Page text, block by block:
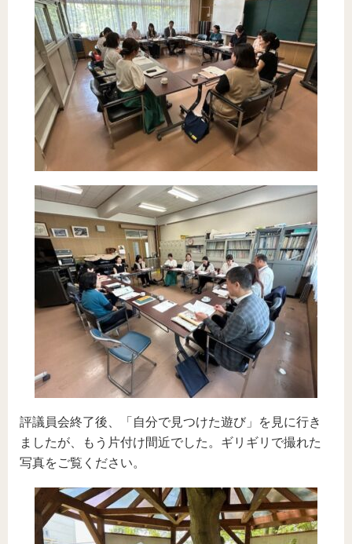
評議員会終了後、「自分で見つけた遊び」を見に行き
ましたが、もう片付け間近でした。ギリギリで撮れた
写真をご覧ください。